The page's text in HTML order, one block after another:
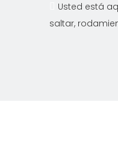
Usted está
saltar,